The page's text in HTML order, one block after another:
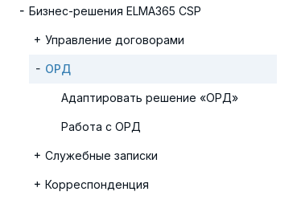
Бизнес-решения ELMA365 CSP
Управление договорами
ОРД
Адаптировать решение «ОРД»
Работа с ОРД
Служебные записки
Корреспонденция